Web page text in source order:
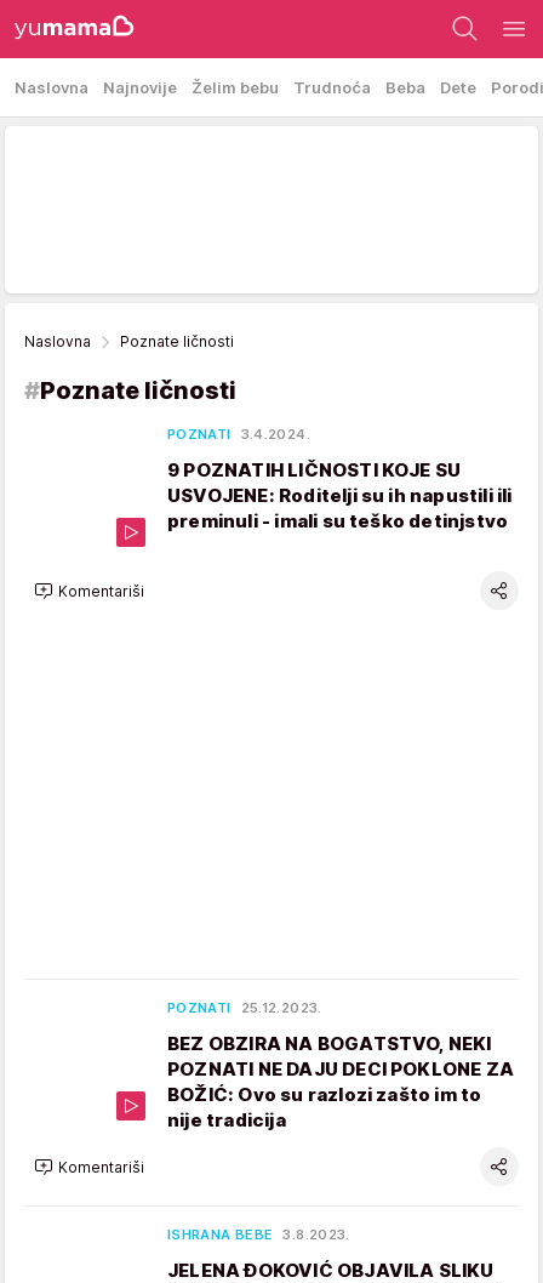
Naslovna Najnovije Želim bebu Trudnoća Beba Dete
Naslovna Poznate ličnosti
#Poznate ličnosti
POZNATI 3.4.2024.
9 POZNATIH LIČNOSTI KOJE SU
USVOJENE: Roditelji su ih napustili ili
preminuli - imali su teško detinjstvo
Komentariši
POZNATI 25.12.2023.
BEZ OBZIRA NA BOGATSTVO, NEKI
POZNATI NE DAJU DECI POKLONE ZA
BOŽIĆ: Ovo su razlozi zašto im to
nije tradicija
Komentariši
ISHRANA BEBE 3.8.2023.
JELENA ĐOKOVIĆ OBJAVILA SLIKU